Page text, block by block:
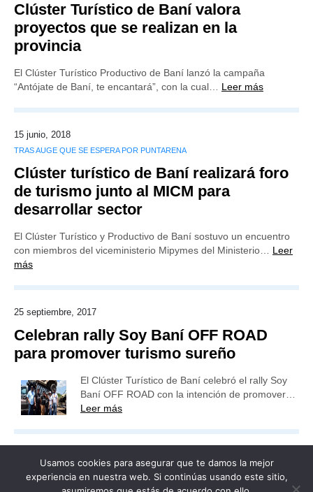
Clúster Turístico de Baní valora
proyectos que se realizan en la
provincia
El Clúster Turístico Productivo de Baní lanzó la campaña
“Antójate de Baní, te encantará”, con la cual… Leer más
15 junio, 2018
TRAS AUGE QUE SE ESPERA POR PUNTARENA
Clúster turístico de Baní realizará foro
de turismo junto al MICM para
desarrollar sector
El Clúster Turístico y Productivo de Baní sostuvo un encuentro
con miembros del viceministerio Mipymes del Ministerio… Leer
más
25 septiembre, 2017
Celebran rally Soy Baní OFF ROAD
para promover turismo sureño
El Clúster Turístico de Baní celebró el rally Soy
Baní OFF ROAD con la intención de promover…
Leer más
Usamos cookies para asegurar que te damos la mejor
experiencia en nuestra web. Si continúas usando este sitio,